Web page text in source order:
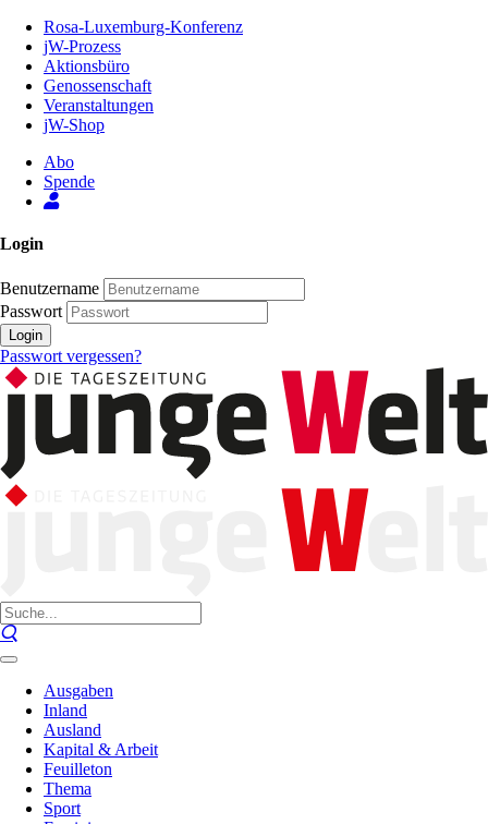
Inhalt
Seite
Rosa-Luxemburg-Konferenz
jW-Prozess
Aktionsbüro
Genossenschaft
Veranstaltungen
jW-Shop
Abo
Spende
Login
Benutzername
Passwort
Login
Passwort vergessen?
Ausgaben
Inland
Ausland
Kapital & Arbeit
Feuilleton
Thema
Sport